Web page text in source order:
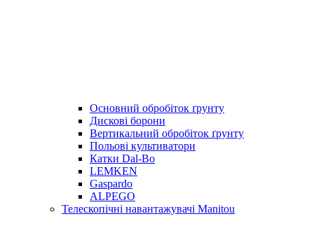
Основний обробіток ґрунту
Дискові борони
Вертикальний обробіток ґрунту
Польові культиватори
Катки Dal-Bo
LEMKEN
Gaspardo
ALPEGO
Телескопічні навантажувачі Manitou